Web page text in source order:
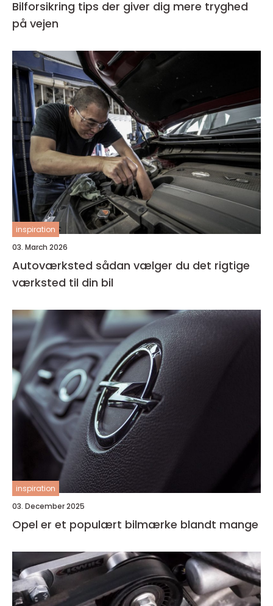
Bilforsikring tips der giver dig mere tryghed
på vejen
inspiration
03. March 2026
Autoværksted sådan vælger du det rigtige
værksted til din bil
inspiration
03. December 2025
Opel er et populært bilmærke blandt mange